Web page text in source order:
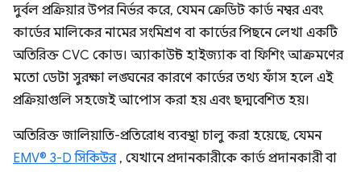
দুর্বল প্রক্রিয়ার উপর নির্ভর করে, যেমন ক্রেডিট কার্ড নম্বর এবং
কার্ডের মালিকের নামের সংমিশ্রণ বা কার্ডের পিছনে লেখা একটি
অতিরিক্ত CVC কোড। অ্যাকাউন্ট হাইজ্যাক বা ফিশিং আক্রমণের
মতো ডেটা সুরক্ষা লঙ্ঘনের কারণে কার্ডের তথ্য ফাঁস হলে এই
প্রক্রিয়াগুলি সহজেই আপোস করা হয় এবং ছদ্মবেশিত হয়।
অতিরিক্ত জালিয়াতি-প্রতিরোধ ব্যবস্থা চালু করা হয়েছে, যেমন
EMV® 3-D সিকিউর, যেখানে প্রদানকারীকে কার্ড প্রদানকারী বা